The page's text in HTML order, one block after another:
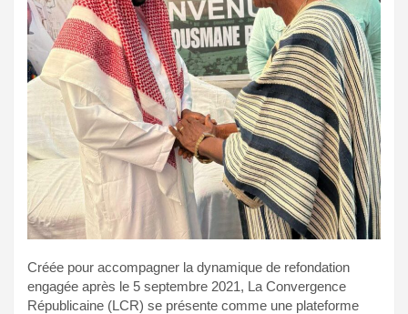
Créée pour accompagner la dynamique de refondation
engagée après le 5 septembre 2021, La Convergence
Républicaine (LCR) se présente comme une plateforme